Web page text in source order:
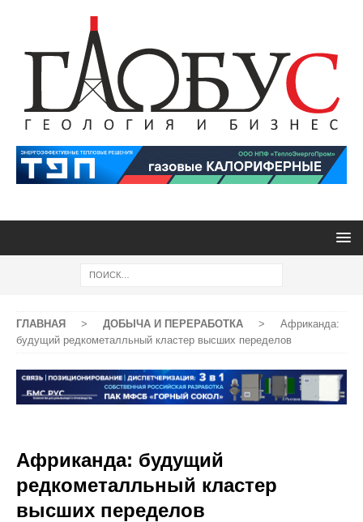
ГЛАВНАЯ > ДОБЫЧА И ПЕРЕРАБОТКА >
Африканда:
будущий редкометалльный кластер высших переделов
Африканда: будущий
редкометалльный кластер
высших переделов